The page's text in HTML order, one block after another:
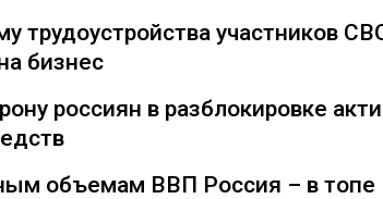
участников
бизнес
россиян в разблокировке
объемам ВВП Россия – в топе